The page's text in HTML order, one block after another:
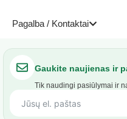
Pagalba / Kontaktai
Gaukite naujienas ir
Tik naudingi pasiūlymai ir